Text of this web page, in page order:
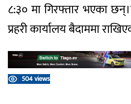
८:३० मा गिरफ्तार भएका
प्रहरी कार्यालय बैदाममा
504 views